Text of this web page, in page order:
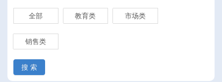
全部 教育类 市场类
销售类
搜 索